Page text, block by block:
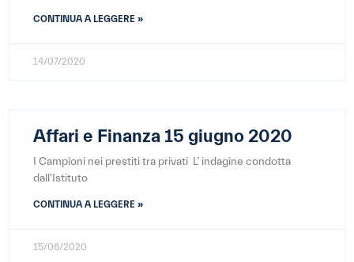
CONTINUA A LEGGERE »
14/07/2020
Affari e Finanza 15 giugno 2020
I Campioni nei prestiti tra privati L’ indagine condotta
dall'Istituto
CONTINUA A LEGGERE »
15/06/2020